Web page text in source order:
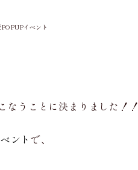
なうことに決まりました！！
ントで、